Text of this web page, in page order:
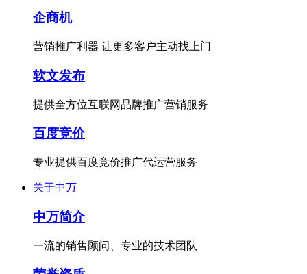
企商机
营销推广利器 让更多客户主动找上门
软文发布
提供全方位互联网品牌推广营销服务
百度竞价
专业提供百度竞价推广代运营服务
关于中万
中万简介
一流的销售顾问、专业的技术团队